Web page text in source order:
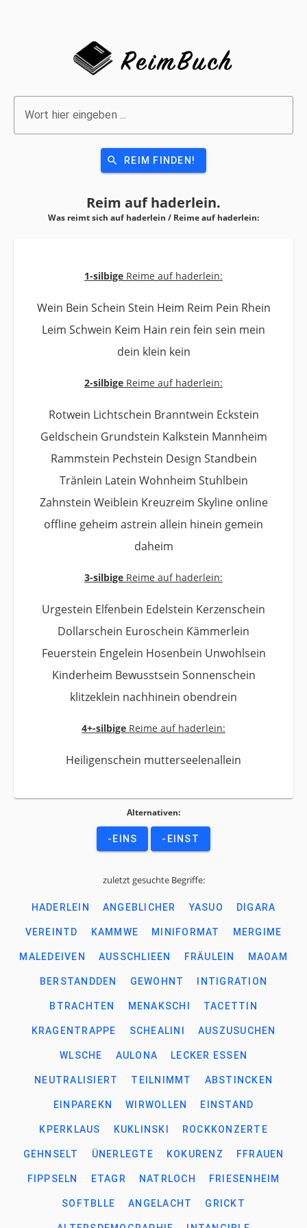
Wort hier eingeben ...
search REIM FINDEN!
Reim aufhaderlein.
Was reimt sich auf haderlein / Reime auf haderlein:
1-silbige Reime auf haderlein:
Wein Bein Schein Stein Heim Reim Pein Rhein
Leim Schwein Keim Hain rein fein sein mein
dein klein kein
2-silbige Reime auf haderlein:
Rotwein Lichtschein Branntwein Eckstein
Geldschein Grundstein Kalkstein Mannheim
Rammstein Pechstein Design Standbein
Tränlein Latein Wohnheim Stuhlbein
Zahnstein Weiblein Kreuzreim Skyline online
offline geheim astrein allein hinein gemein
daheim
3-silbige Reime auf haderlein:
Urgestein Elfenbein Edelstein Kerzenschein
Dollarschein Euroschein Kämmerlein
Feuerstein Engelein Hosenbein Unwohlsein
Kinderheim Bewusstsein Sonnenschein
klitzeklein nachhinein obendrein
4+-silbige Reime auf haderlein:
Heiligenschein mutterseelenallein
Alternativen:
-EINS -EINST
zuletzt gesuchte Begriffe:
HADERLEIN ANGEBLICHER YASUO DIGARA
VEREINTD KAMMWE MINIFORMAT MERGIME
MALEDEIVEN AUSSCHLIEEN FRÄULEIN MAOAM
BERSTANDDEN GEWOHNT INTIGRATION
BTRACHTEN MENAKSCHI TACETTIN
KRAGENTRAPPE SCHEALINI AUSZUSUCHEN
WLSCHE AULONA LECKER ESSEN
NEUTRALISIERT TEILNIMMT ABSTINCKEN
EINPAREKN WIRWOLLEN EINSTAND
KPERKLAUS KUKLINSKI ROCKKONZERTE
GEHNSELT ÜNERLEGTE KOKURENZ FFRAUEN
FIPPSELN ETAGR NATRLOCH FRIESENHEIM
SOFTBLLE ANGELACHT GRICKT